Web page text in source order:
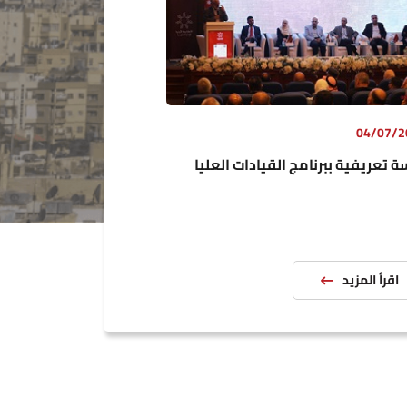
04/07/
تعريفية ببرنامج القيادات العليا
اقرأ المزيد